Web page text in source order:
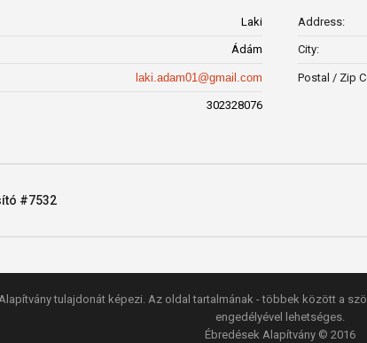
Laki
Ádám
laki.adam01@gmail.com
302328076
Address:
City:
Postal / Zip
#7532
tulajdonát képezi. Az oldal tartalmának - többek között a
engedélyével lehetséges.
Ébredések Alapítvány © 2016